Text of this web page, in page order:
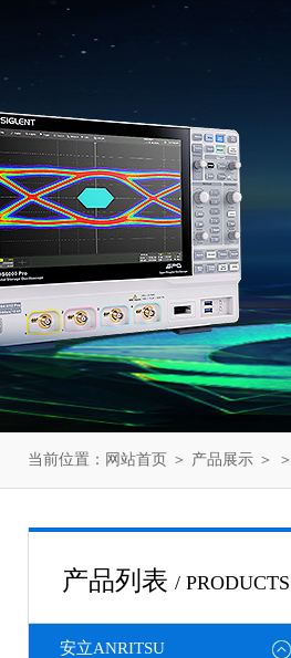
当前位置： 网站首页 ＞ 产品展示 ＞ ＞
产品列表 / PRODUCTS
安立ANRITSU